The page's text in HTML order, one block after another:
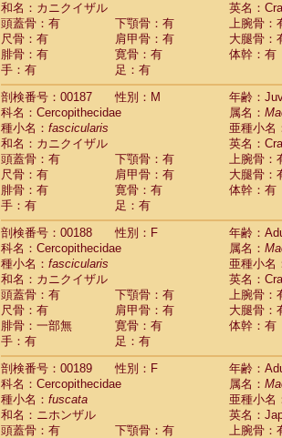
和名：カニクイザル
英名：
頭蓋骨：有
下顎骨：有
上腕骨：
尺骨：有
肩甲骨：有
大腿骨：
腓骨：有
寛骨：有
体幹：有
手：有
足：有
剖検番号：00187
性別：M
年齢：
科名：Cercopithecidae
属名：
種小名： fascicularis
亜種小名
和名：カニクイザル
英名：
頭蓋骨：有
下顎骨：有
上腕骨：
尺骨：有
肩甲骨：有
大腿骨：
腓骨：有
寛骨：有
体幹：有
手：有
足：有
剖検番号：00188
性別：F
年齢：
科名：Cercopithecidae
属名：
種小名： fascicularis
亜種小名
和名：カニクイザル
英名：
頭蓋骨：有
下顎骨：有
上腕骨：
尺骨：有
肩甲骨：有
大腿骨：
腓骨：一部無
寛骨：有
体幹：有
手：有
足：有
剖検番号：00189
性別：F
年齢：
科名：Cercopithecidae
属名：
種小名： fuscata
亜種小名
和名：ニホンザル
英名：
頭蓋骨：有
下顎骨：有
上腕骨：